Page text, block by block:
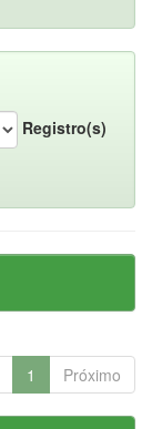
Registro(s)
1 Próximo